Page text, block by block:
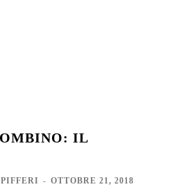
IL
- OTTOBRE 21, 2018